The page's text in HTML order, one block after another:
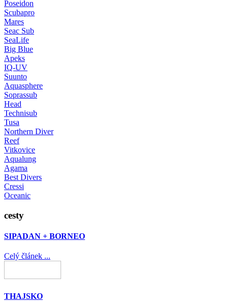
Poseidon
Scubapro
Mares
Seac Sub
SeaLife
Big Blue
Apeks
IQ-UV
Suunto
Aquasphere
Soprassub
Head
Technisub
Tusa
Northern Diver
Reef
Vitkovice
Aqualung
Agama
Best Divers
Cressi
Oceanic
cesty
SIPADAN + BORNEO
Celý článek ...
THAJSKO